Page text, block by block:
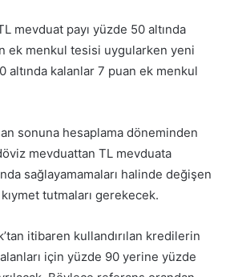
mevduat payı yüzde 50 altında
ek menkul tesisi uygularken yeni
altında kalanlar 7 puan ek menkul
sonuna hesaplama döneminden
mevduattan TL mevduata
sağlayamamaları halinde değişen
tutmaları gerekecek.
itibaren kullandırılan kredilerin
için yüzde 90 yerine yüzde